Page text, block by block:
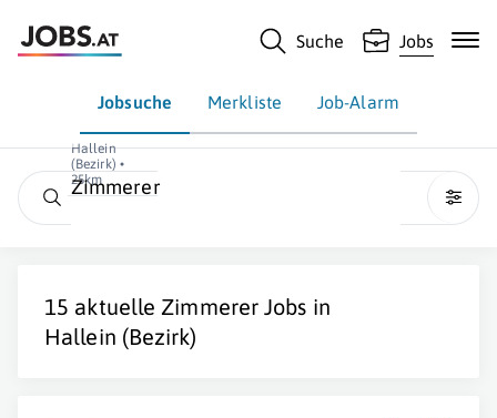
Suche Jobs
Jobsuche Merkliste Job-Alarm
Hallein
(Bezirk) •
25km
Zimmerer
15 aktuelle Zimmerer Jobs in
Hallein (Bezirk)